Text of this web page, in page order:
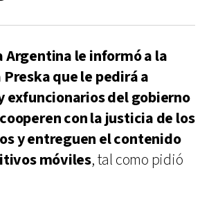
Argentina le informó a la
que le pedirá a
exfuncionarios del gobierno
con la justicia de los
y entreguen el contenido
móviles, tal como pidió